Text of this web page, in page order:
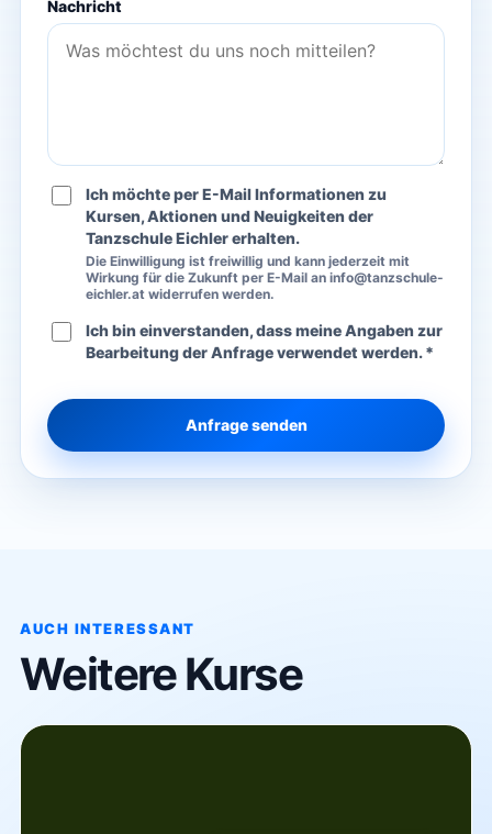
Nachricht
Ich möchte per E-Mail Informationen zu
Kursen, Aktionen und Neuigkeiten der
Tanzschule Eichler erhalten.
Die Einwilligung ist freiwillig und kann jederzeit mit
Wirkung für die Zukunft per E-Mail an info@tanzschule-
eichler.at widerrufen werden.
Ich bin einverstanden, dass meine Angaben zur
Bearbeitung der Anfrage verwendet werden. *
Anfrage senden
AUCH INTERESSANT
Weitere Kurse